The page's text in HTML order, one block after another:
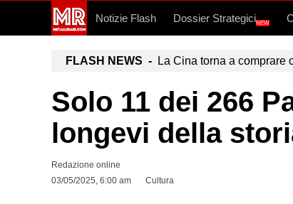
Notizie Flash Dossier StrategiciNEW
FLASH NEWS - La Cina torna a comprare
Solo 11 dei 266
longevi della
Redazione online
03/05/2025, 6:00 am
Cultura